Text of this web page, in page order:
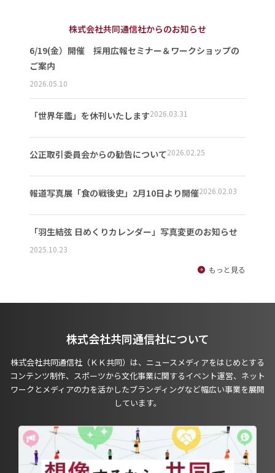
株式会社共同通信社からのお知らせ
6/19(金）開催 採用広報セミナー＆ワークショップの
ご案内
2026.05.10
「世界年鑑」を休刊いたします2026.03.31
公正取引委員会からの勧告について2026.02.25
報道写真展「食の戦後史」2月10日より開催2026.02.03
「羽生結弦 日めくりカレンダー」写真変更のお知らせ
2025.10.23
もっと見る
株式会社共同通信社について
株式会社共同通信社（ＫＫ共同）は、ニュースメディアをはじめとする
コンテンツ制作、スポーツから文化事業に関するイベント運営、ネット
ワークとメディアの力を活かしたブランディングなど幅広い事業を展開
しています。